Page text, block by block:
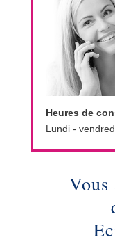
Heures de
Lundi -
Vous